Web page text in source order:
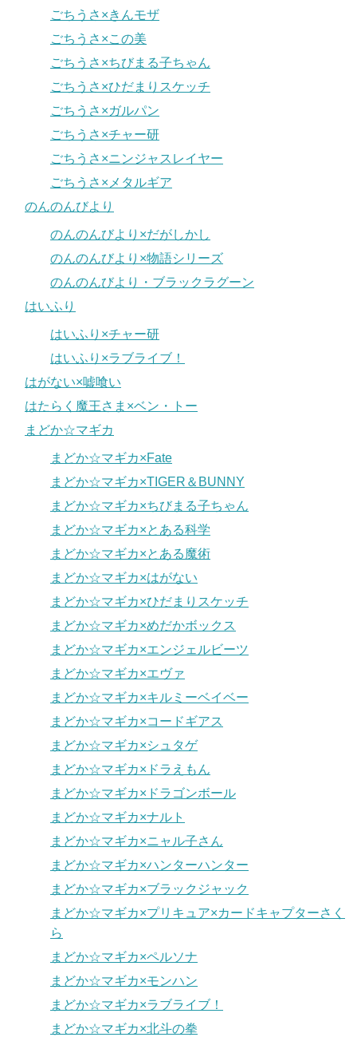
ごちうさ×きんモザ
ごちうさ×この美
ごちうさ×ちびまる子ちゃん
ごちうさ×ひだまりスケッチ
ごちうさ×ガルパン
ごちうさ×チャー研
ごちうさ×ニンジャスレイヤー
ごちうさ×メタルギア
のんのんびより
のんのんびより×だがしかし
のんのんびより×物語シリーズ
のんのんびより・ブラックラグーン
はいふり
はいふり×チャー研
はいふり×ラブライブ！
はがない×嘘喰い
はたらく魔王さま×ベン・トー
まどか☆マギカ
まどか☆マギカ×Fate
まどか☆マギカ×TIGER＆BUNNY
まどか☆マギカ×ちびまる子ちゃん
まどか☆マギカ×とある科学
まどか☆マギカ×とある魔術
まどか☆マギカ×はがない
まどか☆マギカ×ひだまりスケッチ
まどか☆マギカ×めだかボックス
まどか☆マギカ×エンジェルビーツ
まどか☆マギカ×エヴァ
まどか☆マギカ×キルミーベイベー
まどか☆マギカ×コードギアス
まどか☆マギカ×シュタゲ
まどか☆マギカ×ドラえもん
まどか☆マギカ×ドラゴンボール
まどか☆マギカ×ナルト
まどか☆マギカ×ニャル子さん
まどか☆マギカ×ハンターハンター
まどか☆マギカ×ブラックジャック
まどか☆マギカ×プリキュア×カードキャプターさく
ら
まどか☆マギカ×ペルソナ
まどか☆マギカ×モンハン
まどか☆マギカ×ラブライブ！
まどか☆マギカ×北斗の拳